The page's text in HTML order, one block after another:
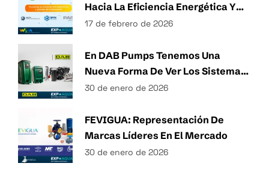
Hacia La Eficiencia Energética Y
Técnicas Sostenibles De Gestión
17 de febrero de 2026
En DAB Pumps Tenemos Una
Nueva Forma De Ver Los Sistemas
Hidráulicos.
30 de enero de 2026
FEVIGUA: Representación De
Marcas Líderes En El Mercado
30 de enero de 2026